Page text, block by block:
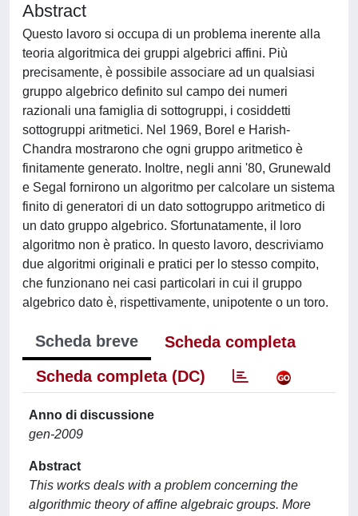
Abstract
Questo lavoro si occupa di un problema inerente alla
teoria algoritmica dei gruppi algebrici affini. Più
precisamente, è possibile associare ad un qualsiasi
gruppo algebrico definito sul campo dei numeri
razionali una famiglia di sottogruppi, i cosiddetti
sottogruppi aritmetici. Nel 1969, Borel e Harish-
Chandra mostrarono che ogni gruppo aritmetico è
finitamente generato. Inoltre, negli anni '80, Grunewald
e Segal fornirono un algoritmo per calcolare un sistema
finito di generatori di un dato sottogruppo aritmetico di
un dato gruppo algebrico. Sfortunatamente, il loro
algoritmo non è pratico. In questo lavoro, descriviamo
due algoritmi originali e pratici per lo stesso compito,
che funzionano nei casi particolari in cui il gruppo
algebrico dato è, rispettivamente, unipotente o un toro.
Scheda breve
Scheda completa
Scheda completa (DC)
Anno di discussione
gen-2009
Abstract
This works deals with a problem concerning the
algorithmic theory of affine algebraic groups. More